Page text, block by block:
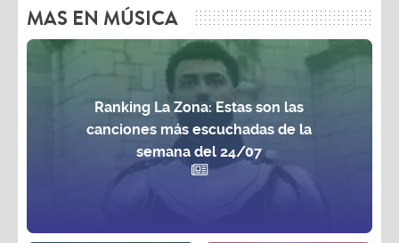
MAS EN MÚSICA
Ranking La Zona: Estas son las
canciones más escuchadas de la
semana del 24/07